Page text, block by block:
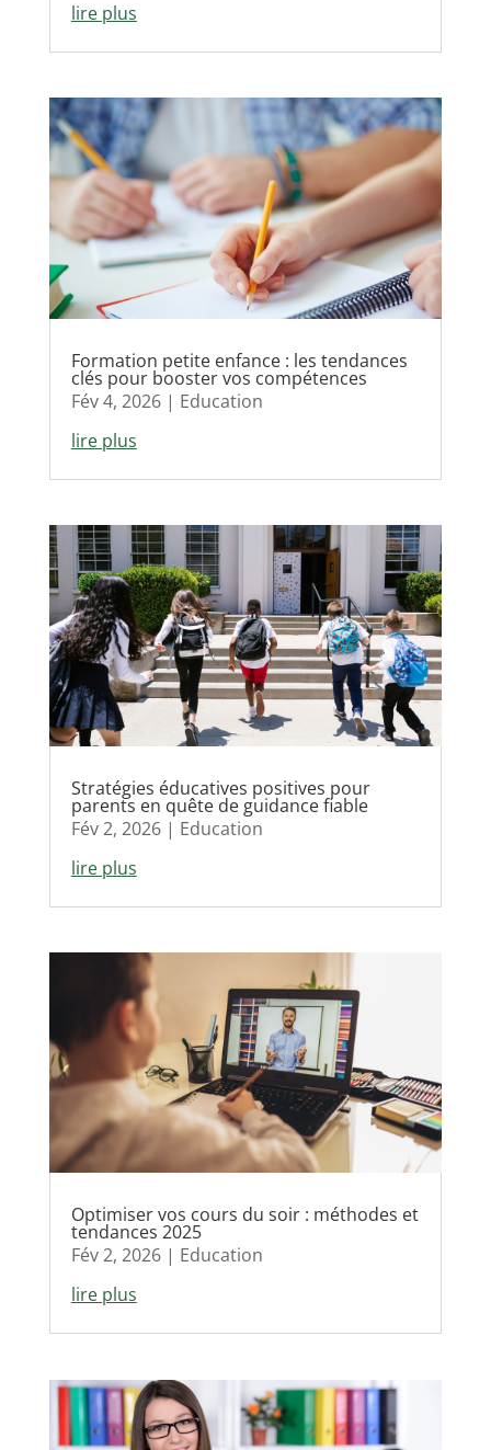
lire plus
Formation petite enfance : les tendances
clés pour booster vos compétences
Fév 4, 2026| Education
lire plus
Stratégies éducatives positives pour
parents en quête de guidance fiable
Fév 2, 2026| Education
lire plus
Optimiser vos cours du soir : méthodes et
tendances 2025
Fév 2, 2026| Education
lire plus